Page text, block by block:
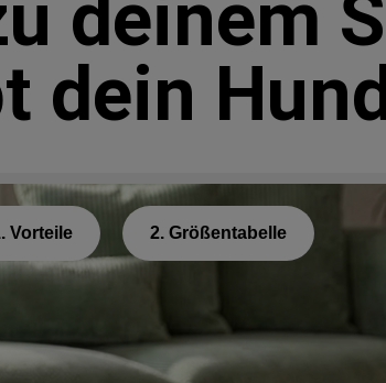
deinem
dein
Vorteile 2. Größentabelle